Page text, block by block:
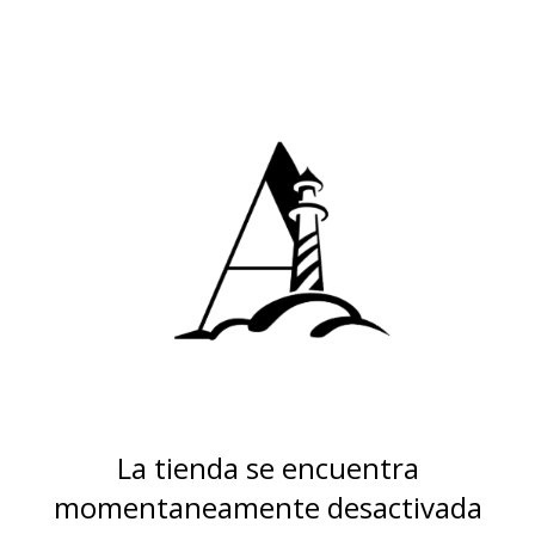
La tienda se encuentra
momentaneamente desactivada